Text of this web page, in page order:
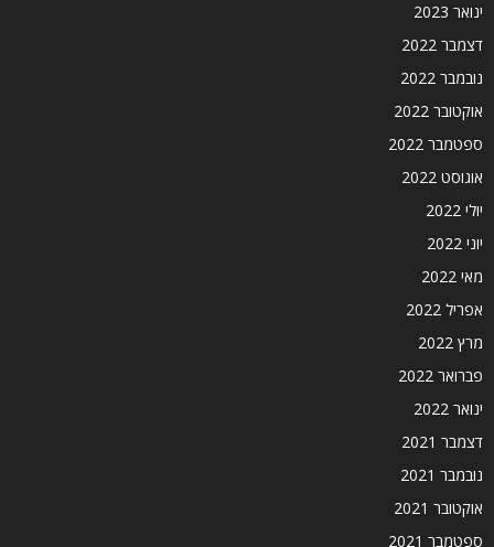
ינואר 2023
דצמבר 2022
נובמבר 2022
אוקטובר 2022
ספטמבר 2022
אוגוסט 2022
יולי 2022
יוני 2022
מאי 2022
אפריל 2022
מרץ 2022
פברואר 2022
ינואר 2022
דצמבר 2021
נובמבר 2021
אוקטובר 2021
ספטמבר 2021